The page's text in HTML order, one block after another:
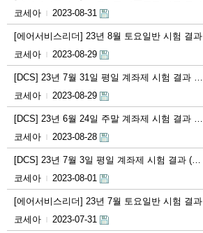
코세아
2023-08-31
[에어서비스리더] 23년 8월 토요일반 시험 결과
코세아
2023-08-29
[DCS] 23년 7월 31일 평일 계좌제 시험 결과 …
코세아
2023-08-29
[DCS] 23년 6월 24일 주말 계좌제 시험 결과 …
코세아
2023-08-28
[DCS] 23년 7월 3일 평일 계좌제 시험 결과 (…
코세아
2023-08-01
[에어서비스리더] 23년 7월 토요일반 시험 결과
코세아
2023-07-31